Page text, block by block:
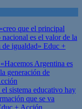
que el principal
es el valor de la
igualdad» Educ +
Argentina es
generación de
sistema educativo hay
que se va
+ Acción